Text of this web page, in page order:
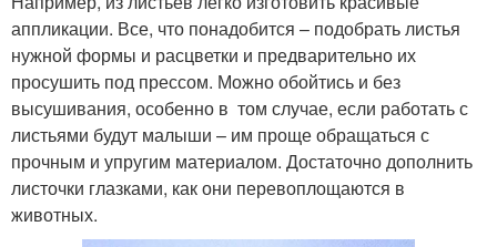
аппликации. Все, что понадобится – подобрать листья
нужной формы и расцветки и предварительно их
просушить под прессом. Можно обойтись и без
высушивания, особенно в том случае, если работать с
листьями будут малыши – им проще обращаться с
прочным и упругим материалом. Достаточно дополнить
листочки глазками, как они перевоплощаются в
животных.